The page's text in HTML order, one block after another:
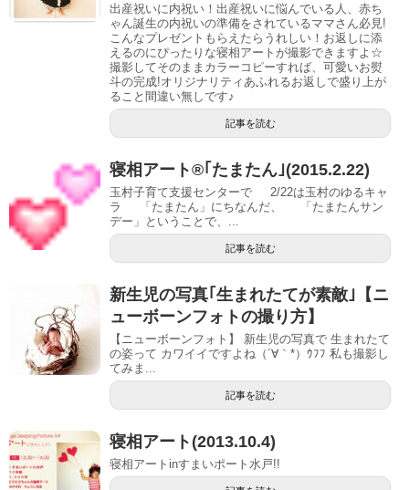
出産祝いに内祝い！出産祝いに悩んでいる人、赤ち
ゃん誕生の内祝いの準備をされているママさん必見!
こんなプレゼントもらえたらうれしい！お返しに添
えるのにぴったりな寝相アートが撮影できますよ☆
撮影してそのままカラーコピーすれば、可愛いお熨
斗の完成!オリジナリティあふれるお返しで盛り上が
ること間違い無しです♪
記事を読む
寝相アート®｢たまたん｣(2015.2.22)
玉村子育て支援センターで 2/22は玉村のゆるキャ
ラ 「たまたん」にちなんだ、 「たまたんサン
デー」ということで、...
記事を読む
新生児の写真｢生まれたてが素敵｣【ニ
ューボーンフォトの撮り方】
【ニューボーンフォト】 新生児の写真で 生まれたて
の姿って カワイイですよね（´∀｀*）ｳﾌﾌ 私も撮影し
てみま...
記事を読む
寝相アート(2013.10.4)
寝相アートinすまいポート水戸!!